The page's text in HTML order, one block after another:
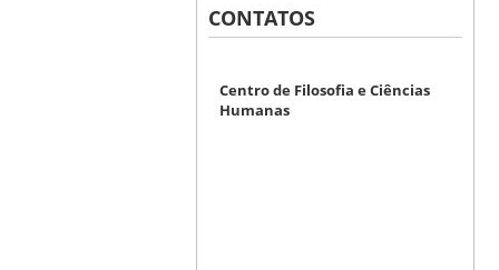
CONTATOS
Centro de Filosofia e Ciências
Humanas